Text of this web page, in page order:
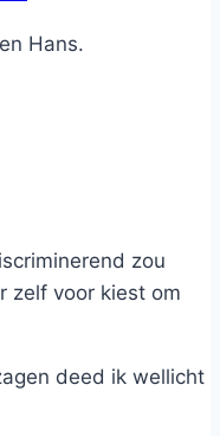
Hans.
zou
zelf voor kiest om
deed ik wellicht